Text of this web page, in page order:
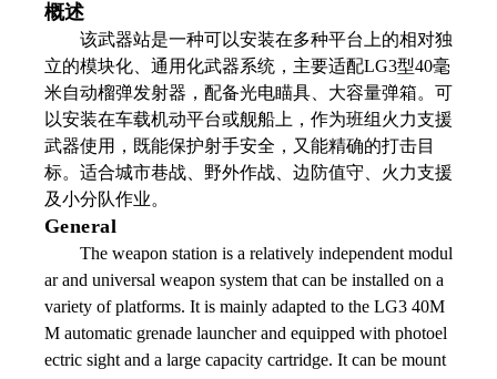
概述
该武器站是一种可以安装在多种平台上的相对独
立的模块化、通用化武器系统，主要适配LG3型40毫
米自动榴弹发射器，配备光电瞄具、大容量弹箱。可
以安装在车载机动平台或舰船上，作为班组火力支援
武器使用，既能保护射手安全，又能精确的打击目
标。适合城市巷战、野外作战、边防值守、火力支援
及小分队作业。
General
The weapon station is a relatively independent modul
ar and universal weapon system that can be installed on a
variety of platforms. It is mainly adapted to the LG3 40M
M automatic grenade launcher and equipped with photoel
ectric sight and a large capacity cartridge. It can be mount